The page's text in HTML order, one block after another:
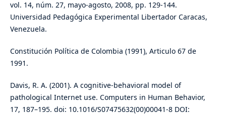
vol. 14, núm. 27, mayo-agosto, 2008, pp. 129-144.
Universidad Pedagógica Experimental Libertador Caracas,
Venezuela.
Constitución Política de Colombia (1991), Articulo 67 de
1991.
Davis, R. A. (2001). A cognitive-behavioral model of
pathological Internet use. Computers in Human Behavior,
17, 187–195. doi: 10.1016/S07475632(00)00041-8 DOI: